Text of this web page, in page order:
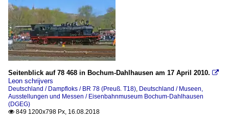
Seitenblick auf 78 468 in Bochum-Dahlhausen am 17 April 2010. 
Leon schrijvers
Deutschland / Dampfloks / BR 78 (Preuß. T18), Deutschland / Museen,
Ausstellungen und Messen / Eisenbahnmuseum Bochum-Dahlhausen
(DGEG)
 849 1200x798 Px, 16.08.2018